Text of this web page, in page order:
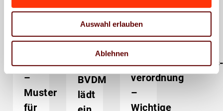
Auswahl erlauben
Ablehnen
Produktsicherheitsverordnung
–
Muster
für
Presse
Wirtschaftsrecht
Neues
Produktsicherheitsgesetz:
BVDM
lädt
verordnung
–
Wichtige